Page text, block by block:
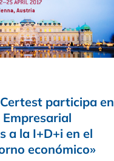
participa en
a la I+D+i en el
económico»